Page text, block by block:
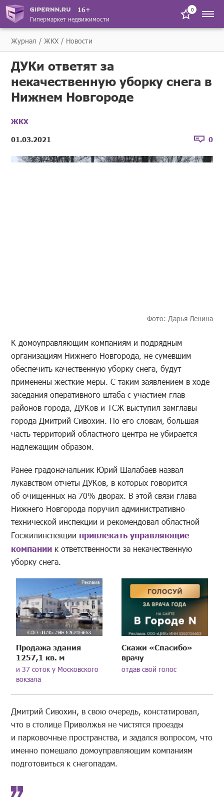
16+
Гипермаркет недвижимости
0
Журнал ЖКХ Новости
ДУКи ответят за
некачественную уборку снега в
Нижнем Новгороде
ЖКХ
01.03.2021
0
Фото: Дарья Ленина
К домоуправляющим компаниям и подрядным
организациям Нижнего Новгорода, не сумевшим
обеспечить качественную уборку снега, будут
применены жесткие меры. С таким заявлением в ходе
заседания оперативного штаба с участием глав
районов города, ДУКов и ТСЖ выступил замглавы
города Дмитрий Сивохин. По его словам, большая
часть территорий областного центра не убирается
надлежащим образом.
Ранее градоначальник Юрий Шалабаев назвал
лукавством отчеты ДУКов, в которых говорится
об очищенных на 70% дворах. В этой связи глава
Нижнего Новгорода поручил административно-
технической инспекции и рекомендовал областной
Госжилинспекции привлекать управляющие
компании к ответственности за некачественную
уборку снега.
Продажа здания
1257,1 кв. м
и 37 соток у Московского
вокзала
Скажи «Спасибо»
врачу
отдав свой голос
Дмитрий Сивохин, в свою очередь, констатировал,
что в столице Приволжья не чистятся проезды
и парковочные пространства, и задался вопросом, что
именно помешало домоуправляющим компаниям
подготовиться к снегопадам.